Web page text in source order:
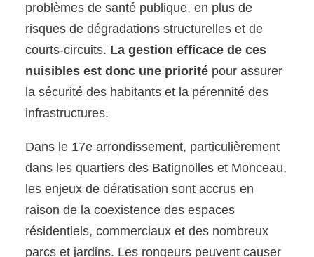
problèmes de santé publique, en plus de
risques de dégradations structurelles et de
courts-circuits. La gestion efficace de ces
nuisibles est donc une priorité pour assurer
la sécurité des habitants et la pérennité des
infrastructures.
Dans le 17e arrondissement, particulièrement
dans les quartiers des Batignolles et Monceau,
les enjeux de dératisation sont accrus en
raison de la coexistence des espaces
résidentiels, commerciaux et des nombreux
parcs et jardins. Les rongeurs peuvent causer